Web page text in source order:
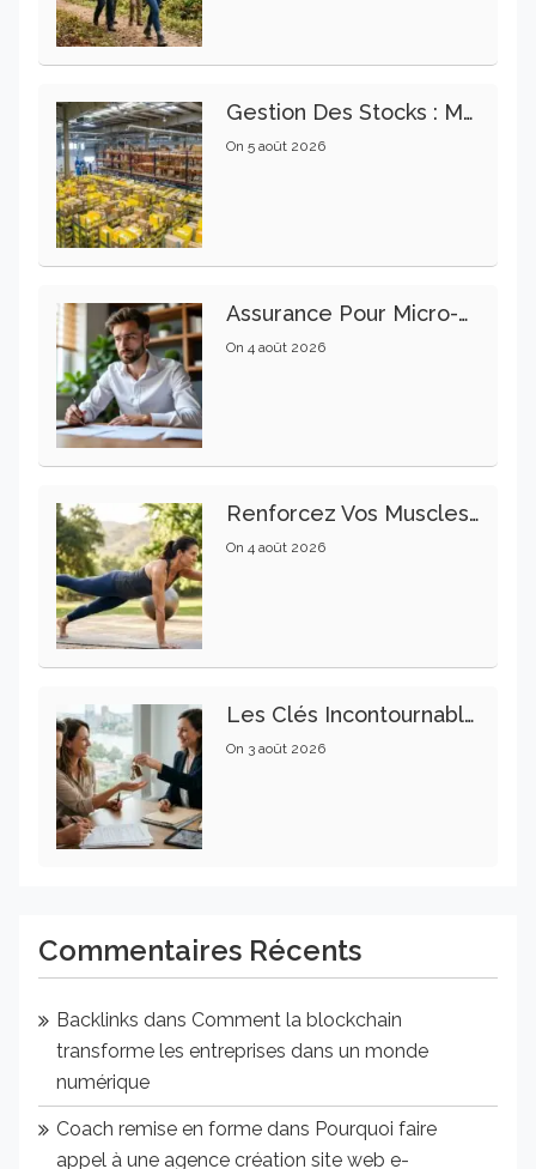
Gestion Des Stocks : Meilleures Pratiques Intralogistiques
On 5 août 2026
Assurance Pour Micro-Entrepreneur : Les Garanties Essentielles À Connaître
On 4 août 2026
Renforcez Vos Muscles Profonds Pour Apaiser Votre Mal De Dos
On 4 août 2026
Les Clés Incontournables Pour Réussir Vos Transactions Immobilières
On 3 août 2026
Commentaires Récents
Backlinks dans Comment la blockchain
transforme les entreprises dans un monde
numérique
Coach remise en forme dans Pourquoi faire
appel à une agence création site web e-